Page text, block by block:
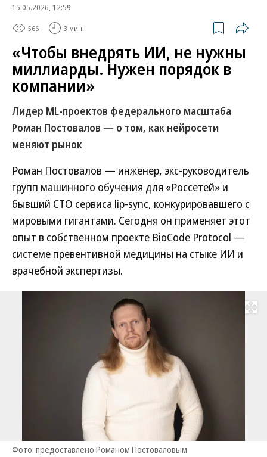
15.05.2026, 12:59
566 3 мин.
«Чтобы внедрять ИИ, не нужны
миллиарды. Нужен порядок в
компании»
Лидер ML-проектов федерального масштаба
Роман Постовалов — о том, как нейросети
меняют рынок
Роман Постовалов — инженер, экс-руководитель
групп машинного обучения для «Россетей» и
бывший CTO сервиса lip-sync, конкурировавшего с
мировыми гигантами. Сегодня он применяет этот
опыт в собственном проекте BioCode Protocol —
системе превентивной медицины на стыке ИИ и
врачебной экспертизы.
Развернуть
Фото: предоставлено Романом Постоваловым